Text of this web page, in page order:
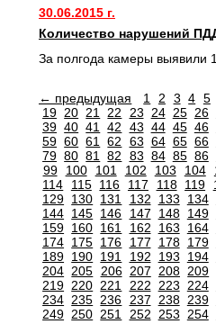
30.06.2015 г.
Количество нарушений
За полгода камеры
← предыдущая 1 2 3 4 5
19 20 21 22 23 24 25 26
39 40 41 42 43 44 45 46
59 60 61 62 63 64 65 66
79 80 81 82 83 84 85 86
99
100 101 102 103 104
114
115 116 117 118 119
129 130 131 132 133 134
144 145 146 147 148 149
159 160 161 162 163 164
174 175 176 177 178 179
189 190 191 192 193 194
204 205 206 207 208 209
219 220 221 222 223 224
234 235 236 237 238 239
249 250 251 252 253 254